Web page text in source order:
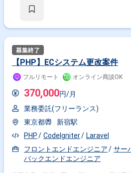
【PHP】ECシステム更改案件
フルリモート オンライン商談OK
370,000円/月
業務委託(フリーランス)
東京都
新宿駅
PHP
CodeIgniter
Laravel
フロントエンドエンジニア
サー
バックエンドエンジニア